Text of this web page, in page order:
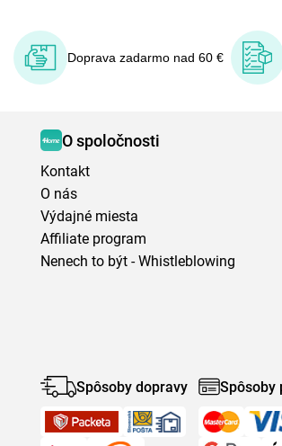
Doprava zadarmo nad 60 €
O spoločnosti
Kontakt
O nás
Výdajné miesta
Affiliate program
Nenech to být - Whistleblowing
Spôsoby dopravy Spôsoby